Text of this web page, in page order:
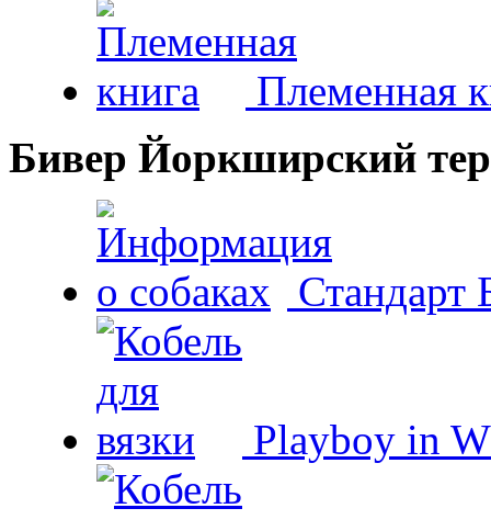
Племенная
Бивер Йоркширский
Стандарт
Playboy in